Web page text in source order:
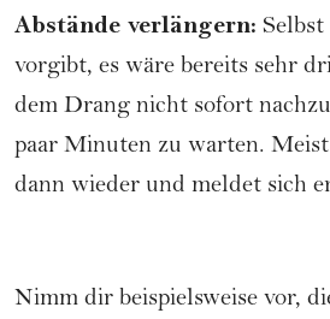
Abstände verlängern: Selbst
vorgibt, es wäre bereits sehr
dem Drang nicht sofort
paar Minuten zu warten.
dann wieder und meldet sich
Nimm dir beispielsweise vor,